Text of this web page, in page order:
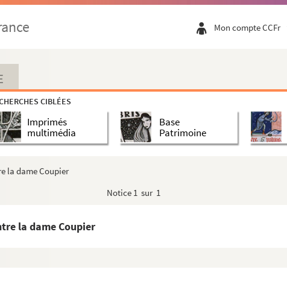
Mon compte CCFr
CIBLÉES
Imprimés
multimédia
Base
Patrimoine
la dame Coupier
Notice 1 sur 1
la dame Coupier
l'un catholique (abbé du Molard), l'autre co...
de Mauvans
gratuite (lettres du D
H. suppl. 266, 155 clichés par Ivan Wil...